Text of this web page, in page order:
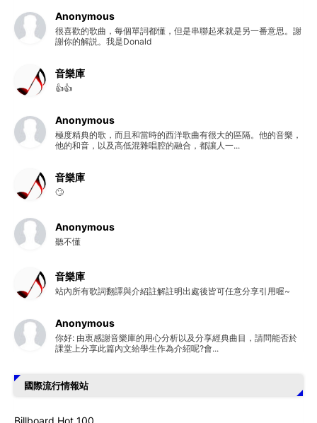
Anonymous
很喜歡的歌曲，每個單詞都懂，但是串聯起來就是另一番意思。謝
謝你的解説。我是Donald
音樂庫
👍👍
Anonymous
極度精典的歌，而且和當時的西洋歌曲有很大的區隔。他的音樂，
他的和音，以及高低混雜唱腔的融合，都讓人一...
音樂庫
🙄
Anonymous
聽不懂
音樂庫
站內所有歌詞翻譯與介紹註解註明出處後皆可任意分享引用喔~
Anonymous
你好: 由衷感謝音樂庫的用心分析以及分享經典曲目，請問能否於
課堂上分享此篇內文給學生作為介紹呢?會...
國際流行情報站
Billboard Hot 100